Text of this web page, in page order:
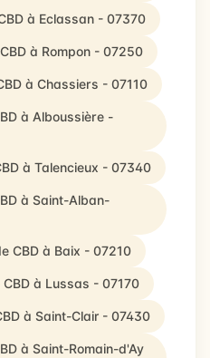
à Eclassan - 07370
à Rompon - 07250
à Chassiers - 07110
à Alboussière -
à Talencieux - 07340
à Saint-Alban-
CBD à Baix - 07210
à Lussas - 07170
à Saint-Clair - 07430
à Saint-Romain-d'Ay